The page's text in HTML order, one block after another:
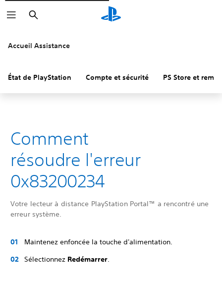
Rechercher
Accueil Assistance
État de PlayStation Compte et sécurité PS Store et
Comment
résoudre l'erreur
0x83200234
Votre lecteur à distance PlayStation Portal™ a rencontré une
erreur système.
Maintenez enfoncée la touche d'alimentation.
Sélectionnez Redémarrer.